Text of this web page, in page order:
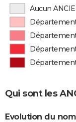
Aucun
Qui sont les
Evolution du